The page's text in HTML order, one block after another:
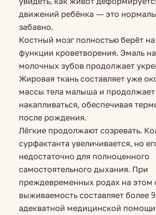
движений ребёнка — это
забавно.
Костный мозг полностью берёт
функции кроветворения. Эмаль
молочных зубов продолжает
Жировая ткань составляет уже
массы тела малыша и продолжает
накапливаться, обеспечивая
после рождения.
Лёгкие продолжают созревать.
сурфактанта увеличивается, но
недостаточно для полноценного
самостоятельного дыхания. При
преждевременных родах на этом
выживаемость составляет более
адекватной медицинской